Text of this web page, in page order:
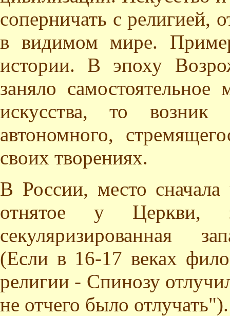
соперничать с религией,
в видимом мире.
истории. В эпоху
заняло
искусства, то
автономного,
своих творениях.
В России, место сначала
отнятое у Церкви,
секуляризированная
(Если в 16-17 веках
религии - Спинозу
не отчего было отлучать").